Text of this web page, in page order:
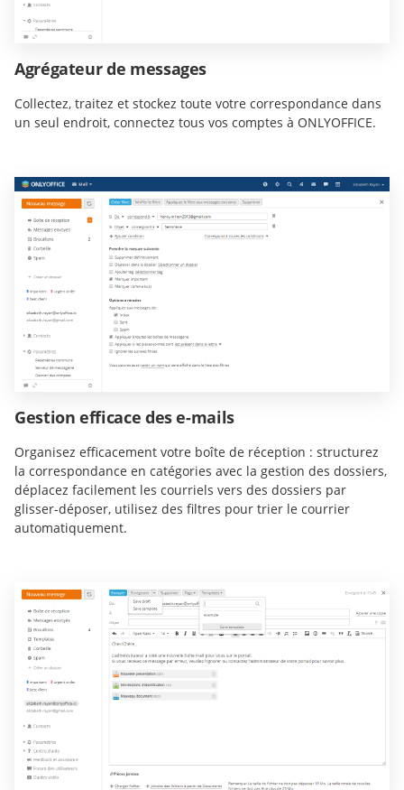
Agrégateur de messages
Collectez, traitez et stockez toute votre correspondance dans
un seul endroit, connectez tous vos comptes à ONLYOFFICE.
Gestion efficace des e-mails
Organisez efficacement votre boîte de réception : structurez
la correspondance en catégories avec la gestion des dossiers,
déplacez facilement les courriels vers des dossiers par
glisser-déposer, utilisez des filtres pour trier le courrier
automatiquement.